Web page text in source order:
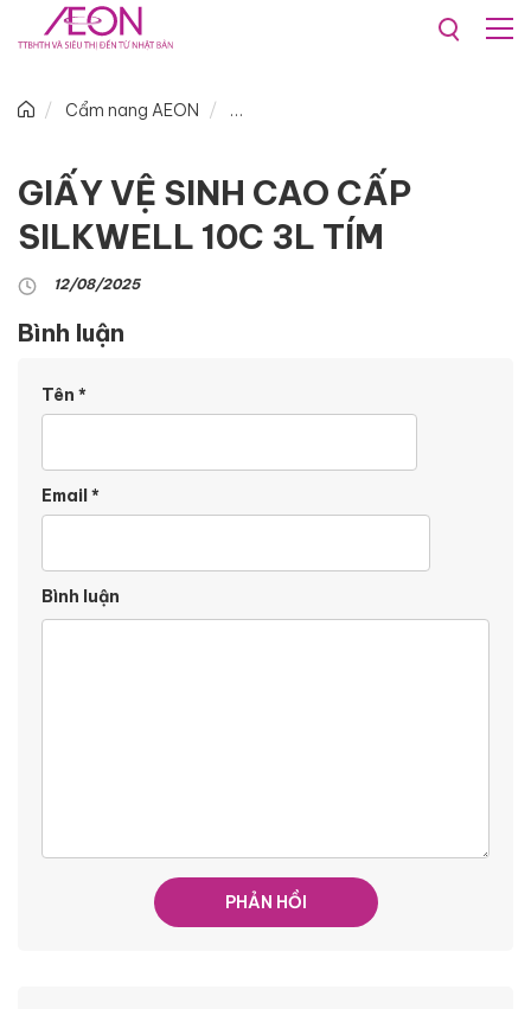
Cẩm nang AEON
GIẤY VỆ SINH CAO CẤP
SILKWELL 10C 3L TÍM
12/08/2025
Bình luận
Tên *
Email*
Bình luận